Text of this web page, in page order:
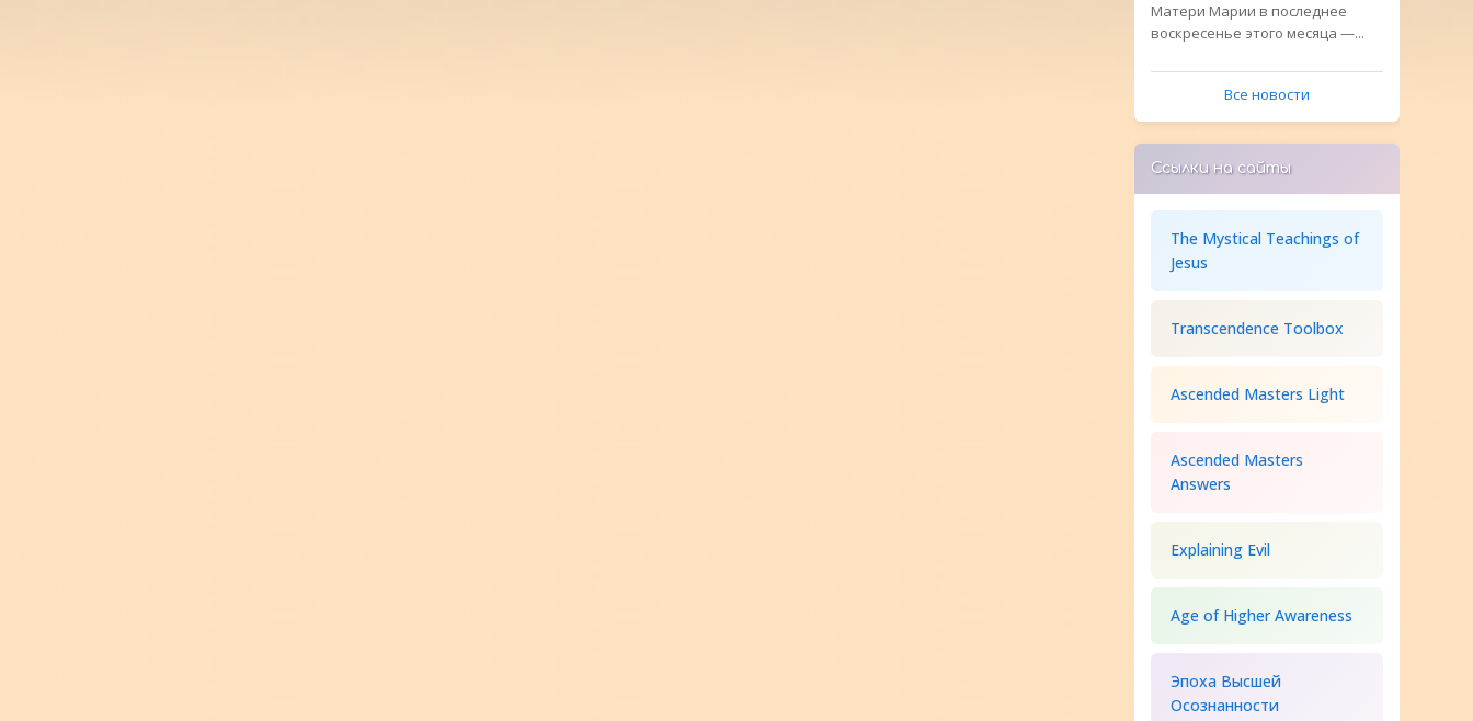
Матери Марии в последнее
воскресенье этого месяца —...
Все новости
Ссылки на сайты
The Mystical Teachings of
Jesus
Transcendence Toolbox
Ascended Masters Light
Ascended Masters
Answers
Explaining Evil
Age of Higher Awareness
Эпоха Высшей
Осознанности